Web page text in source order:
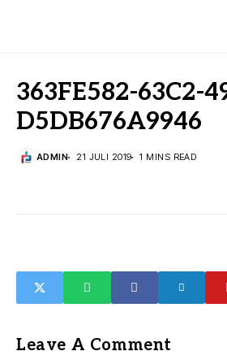
363FE582-63C2-
D5DB676A9946
ADMIN 21 JULI 2019 1 MINS READ
Leave A Comment